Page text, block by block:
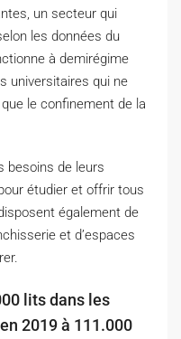
un secteur qui
les données du
à demirégime
universitaires qui ne
le confinement de la
besoins de leurs
étudier et offrir tous
également de
et d’espaces
lits dans les
2019 à 111.000